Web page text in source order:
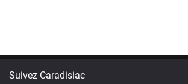
Suivez Caradisiac